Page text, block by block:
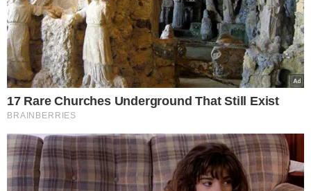
17 Rare Churches Underground That Still Exist
BRAINBERRIES